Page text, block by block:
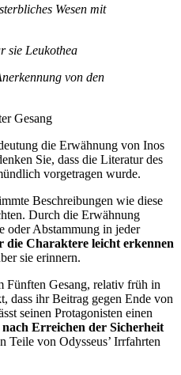
Wesen mit
sie Leukothea
von den
Gesang
die Erwähnung von Inos
Sie, dass die Literatur des
vorgetragen wurde.
Beschreibungen wie diese
Durch die Erwähnung
oder Abstammung in jeder
die Charaktere leicht erkennen
sie erinnern.
Fünften Gesang, relativ früh in
dass ihr Beitrag gegen Ende von
seinen Protagonisten einen
nach Erreichen der Sicherheit
Teile von Odysseus’ Irrfahrten